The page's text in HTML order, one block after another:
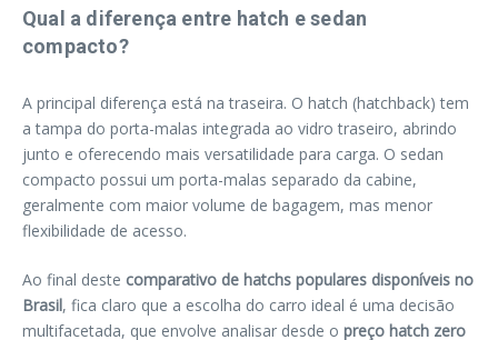
Qual a diferença entre hatch e sedan
compacto?
A principal diferença está na traseira. O hatch (hatchback) tem
a tampa do porta-malas integrada ao vidro traseiro, abrindo
junto e oferecendo mais versatilidade para carga. O sedan
compacto possui um porta-malas separado da cabine,
geralmente com maior volume de bagagem, mas menor
flexibilidade de acesso.
Ao final deste comparativo de hatchs populares disponíveis no
Brasil, fica claro que a escolha do carro ideal é uma decisão
multifacetada, que envolve analisar desde o preço hatch zero